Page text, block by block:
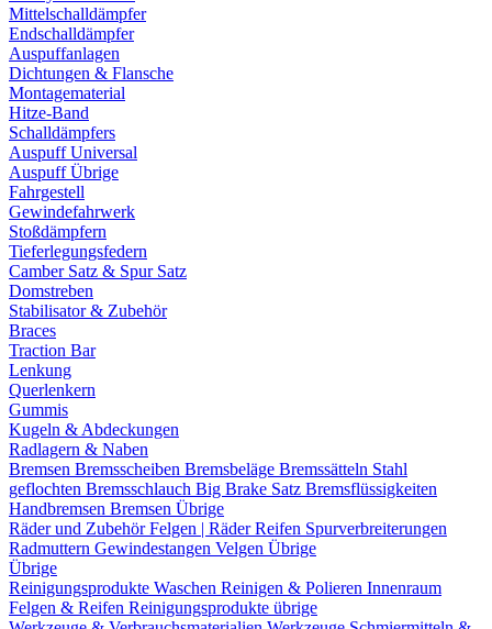
Mittelschalldämpfer
Endschalldämpfer
Auspuffanlagen
Dichtungen & Flansche
Montagematerial
Hitze-Band
Schalldämpfers
Auspuff Universal
Auspuff Übrige
Fahrgestell
Gewindefahrwerk
Stoßdämpfern
Tieferlegungsfedern
Camber Satz & Spur Satz
Domstreben
Stabilisator & Zubehör
Braces
Traction Bar
Lenkung
Querlenkern
Gummis
Kugeln & Abdeckungen
Radlagern & Naben
Bremsen Bremsscheiben Bremsbeläge Bremssätteln Stahl
geflochten Bremsschlauch Big Brake Satz Bremsflüssigkeiten
Handbremsen Bremsen Übrige
Räder und ZubehörFelgen | RäderReifen Spurverbreiterungen
Radmuttern Gewindestangen Velgen Übrige
Übrige
Reinigungsprodukte Waschen Reinigen & Polieren Innenraum
Felgen & Reifen Reinigungsprodukte übrige